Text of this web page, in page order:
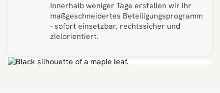
Innerhalb weniger Tage erstellen wir ihr
maßgeschneidertes Beteiligungsprogramm
- sofort einsetzbar, rechtssicher und
zielorientiert.